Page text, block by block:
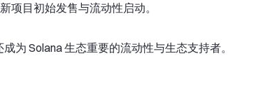
项目初始发售与流动性启动。
为 Solana 生态重要的流动性与生态支持者。